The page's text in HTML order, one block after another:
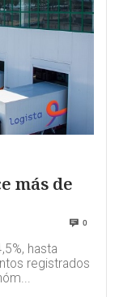
más de
0
hasta
registrados